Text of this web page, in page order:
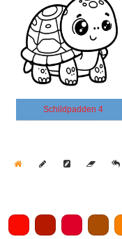
Schildpadden 4